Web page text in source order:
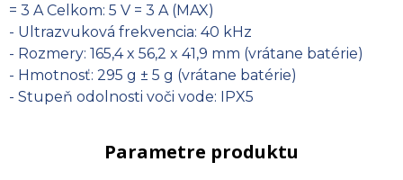
= 3 A Celkom: 5 V = 3 A (MAX)
- Ultrazvuková frekvencia: 40 kHz
- Rozmery: 165,4 x 56,2 x 41,9 mm (vrátane batérie)
- Hmotnosť: 295 g ± 5 g (vrátane batérie)
- Stupeň odolnosti voči vode: IPX5
Parametre produktu